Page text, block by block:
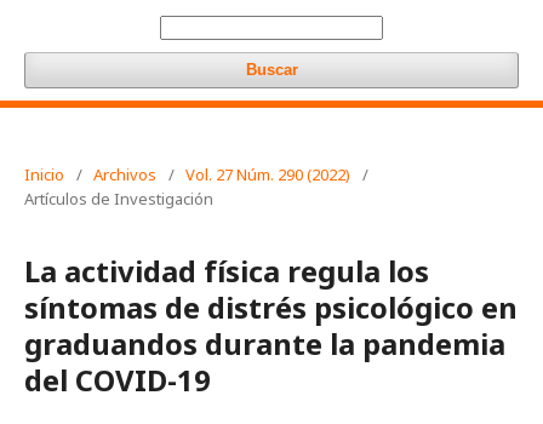
Buscar
Inicio / Archivos / Vol. 27 Núm. 290 (2022)
/
Artículos de Investigación
La actividad física regula los
síntomas de distrés psicológico en
graduandos durante la pandemia
del COVID-19